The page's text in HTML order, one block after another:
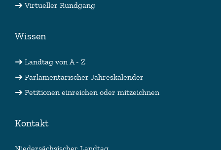
Virtueller Rundgang
Wissen
Landtag von A - Z
Parlamentarischer Jahreskalender
Petitionen einreichen oder mitzeichnen
Kontakt